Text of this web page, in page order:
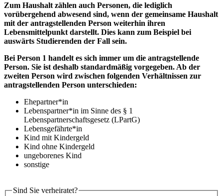
Zum Haushalt zählen auch Personen, die lediglich
vorübergehend abwesend sind, wenn der gemeinsame Haushalt
mit der antragstellenden Person weiterhin ihren
Lebensmittelpunkt darstellt. Dies kann zum Beispiel bei
auswärts Studierenden der Fall sein.
Bei Person 1 handelt es sich immer um die antragstellende
Person. Sie ist deshalb standardmäßig vorgegeben. Ab der
zweiten Person wird zwischen folgenden Verhältnissen zur
antragstellenden Person unterschieden:
Ehepartner*in
Lebenspartner*in im Sinne des § 1
Lebenspartnerschaftsgesetz (LPartG)
Lebensgefährte*in
Kind mit Kindergeld
Kind ohne Kindergeld
ungeborenes Kind
sonstige
Sind Sie verheiratet?